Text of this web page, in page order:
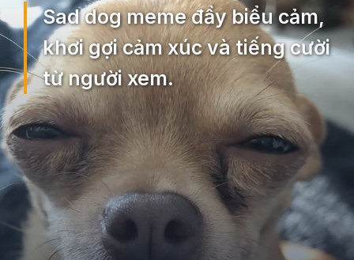
Sad dog meme đầy biểu cảm,
khơi gợi cảm xúc và tiếng cười
từ người xem.